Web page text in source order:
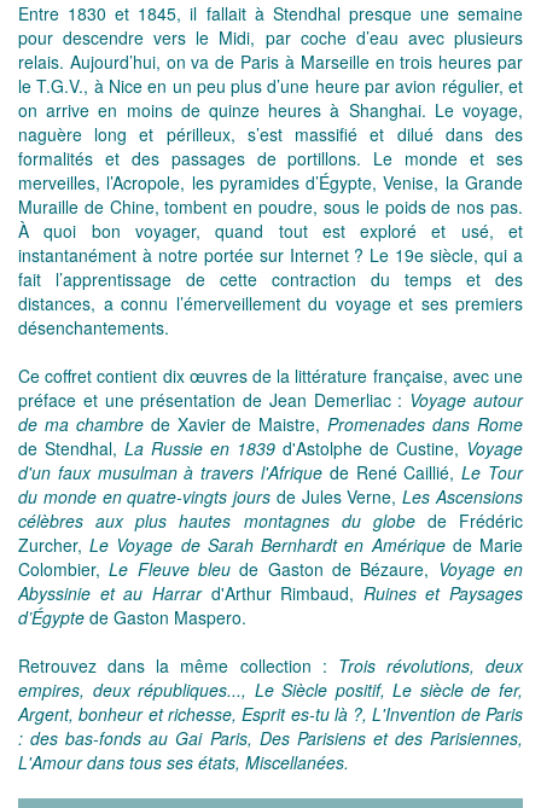
Entre 1830 et 1845, il fallait à Stendhal presque une semaine
pour descendre vers le Midi, par coche d’eau avec plusieurs
relais. Aujourd’hui, on va de Paris à Marseille en trois heures par
le T.G.V., à Nice en un peu plus d’une heure par avion régulier, et
on arrive en moins de quinze heures à Shanghai. Le voyage,
naguère long et périlleux, s’est massifié et dilué dans des
formalités et des passages de portillons. Le monde et ses
merveilles, l’Acropole, les pyramides d’Égypte, Venise, la Grande
Muraille de Chine, tombent en poudre, sous le poids de nos pas.
À quoi bon voyager, quand tout est exploré et usé, et
instantanément à notre portée sur Internet ? Le 19e siècle, qui a
fait l’apprentissage de cette contraction du temps et des
distances, a connu l’émerveillement du voyage et ses premiers
désenchantements.
Ce coffret contient dix œuvres de la littérature française, avec une
préface et une présentation de Jean Demerliac : Voyage autour
de ma chambrede Xavier de Maistre,Promenades dans Rome
de Stendhal, La Russie en 1839 d'Astolphe de Custine, Voyage
d'un faux musulman à travers l'Afrique de René Caillié,Le Tour
du monde en quatre-vingts jours de Jules Verne,Les Ascensions
célèbres aux plus hautes montagnes du globede Frédéric
Zurcher,Le Voyage de Sarah Bernhardt en Amériquede Marie
Colombier,Le Fleuve bleu de Gaston de Bézaure, Voyage en
Abyssinie et au Harrard'Arthur Rimbaud, Ruines et Paysages
d’Égypte de Gaston Maspero.
Retrouvez dans la même collection : Trois révolutions, deux
empires, deux républiques..., Le Siècle positif, Le siècle de fer,
Argent, bonheur et richesse, Esprit es-tu là ?, L'Invention de Paris
: des bas-fonds au Gai Paris, Des Parisiens et des Parisiennes,
L'Amour dans tous ses états, Miscellanées.